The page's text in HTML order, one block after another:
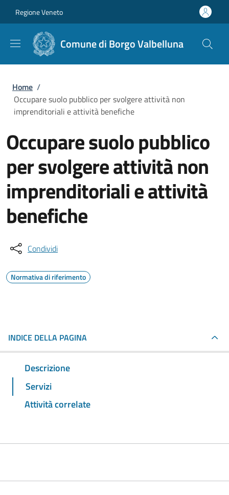
Regione Veneto
Comune di Borgo Valbelluna
Briciole di pane
Home /
Occupare suolo pubblico per svolgere attività non
imprenditoriali e attività benefiche
Occupare suolo pubblico
per svolgere attività non
imprenditoriali e attività
benefiche
Condividi
Normativa di riferimento
INDICE DELLA PAGINA
Descrizione
Servizi
Attività correlate